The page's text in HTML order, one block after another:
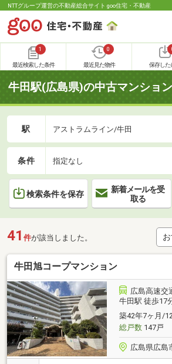
NTTグループ運営の不動産総合サイト goo住宅・不動産
1
最近検索した条件
0
最近見た物件 保存した
牛田駅(広島県)の中古マンショ
駅 アストラムライン/牛田
条件 指定なし
検索条件を保存
新着メールを受
取る
41 件が該当しました。
牛田旭コープマンション
広島高速交
牛田駅 徒歩17
築42年7ヶ月/
総戸数147戸
広島県広島